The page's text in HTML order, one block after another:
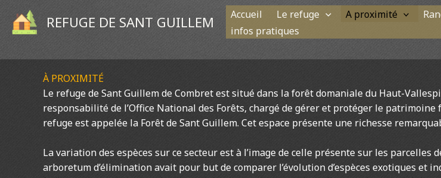
contenu
REFUGE DE SANT GUILLEM Accueil Le refuge A proximité
infos pratiques
À PROXIMITÉ
Le refuge de Sant Guillem de Combret est situé dans la forêt domaniale du Haut-
responsabilité de l’Office National des Forêts, chargé de gérer et protéger le
refuge est appelée la Forêt de Sant Guillem. Cet espace présente une richesse
La variation des espèces sur ce secteur est à l’image de celle présente sur les
arboretum d’élimination avait pour but de comparer l’évolution d’espèces exotiques et